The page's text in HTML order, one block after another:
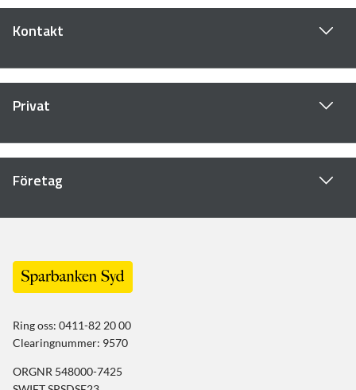
Kontakt
Privat
Företag
Ring oss: 0411-82 20 00
Clearingnummer: 9570
ORGNR 548000-7425